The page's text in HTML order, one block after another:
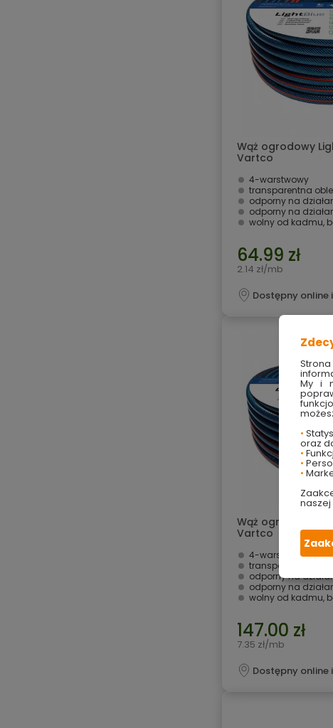
Wąż ogrodowy
Vartco
4-warstwowy
transparentna
odporny na działanie
odporny na
wolny od kadmu,
64.99 zł
2.14 zł/mb
Dostępny online
Wąż ogrodowy
Vartco
4-warstwowy
transparentna
odporny na działanie
odporny na
wolny od kadmu,
147.00 zł
7.35 zł/mb
Dostępny online
My i
•
oraz
•
•
•